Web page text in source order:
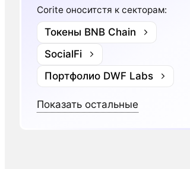
Corite оноситстя к секторам:
Токены BNB Chain
SocialFi
Портфолио DWF Labs
Показать остальные